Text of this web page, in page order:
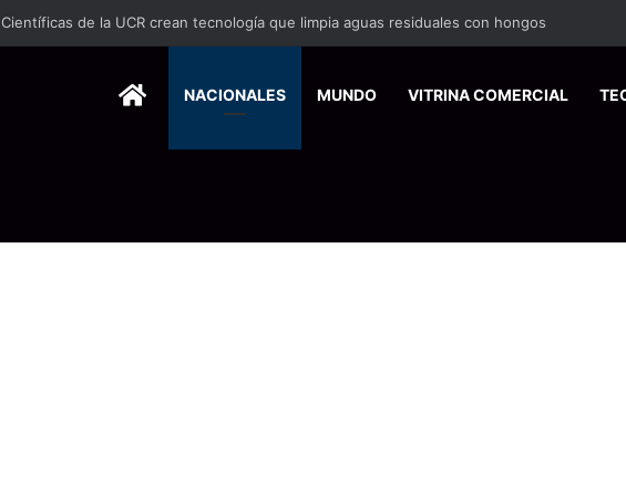
Científicas de la UCR crean tecnología que limpia aguas residuales con hongos
HOMENACIONALES MUNDO VITRINA COMERCIAL